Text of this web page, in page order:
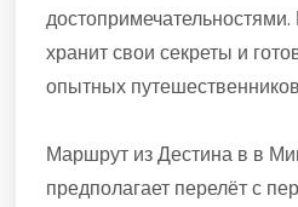
хранит свои секреты и
опытных
Маршрут из Дестина в в
предполагает перелёт с